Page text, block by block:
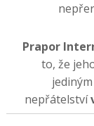
Prapor
to, že
nepřátelství